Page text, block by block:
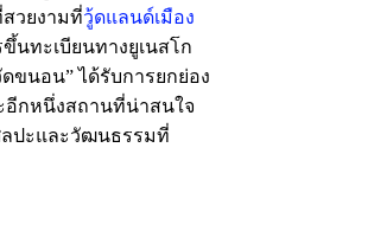
วยงามที่วู้ดแลนด์เมือง
นทะเบียนทางยูเนสโก
ขนอน” ได้รับการยกย่อง
ะอีกหนึ่งสถานที่น่าสนใจ
ลปะและวัฒนธรรมที่